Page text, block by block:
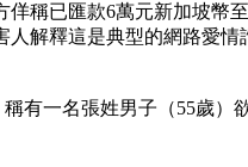
稱已匯款6萬元新加坡幣
解釋這是典型的網路愛
有一名張姓男子（55歲）